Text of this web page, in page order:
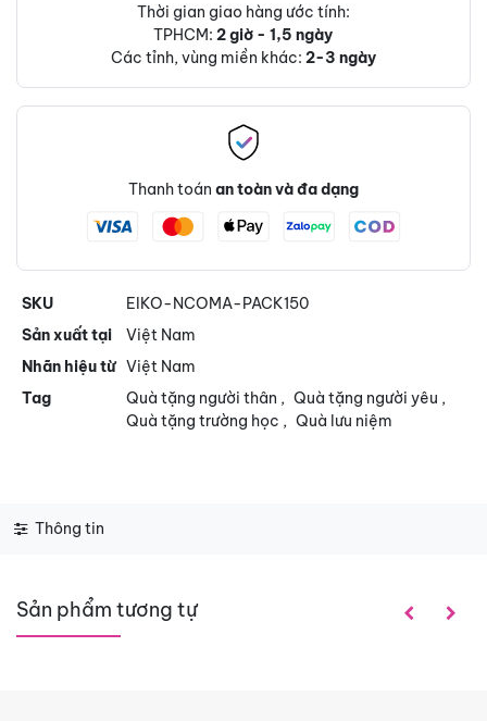
Thời gian giao hàng ước tính:
TPHCM:2 giờ - 1,5 ngày
Các tỉnh, vùng miền khác: 2-3 ngày
Thanh toán an toàn và đa dạng
SKU
EIKO-NCOMA-PACK150
Sản xuất tại
Việt Nam
Nhãn hiệu từ Việt Nam
Tag
Quà tặng người thân , Quà tặng người yêu ,
Quà tặng trường học , Quà lưu niệm
Thông tin
Sản phẩm tương tự